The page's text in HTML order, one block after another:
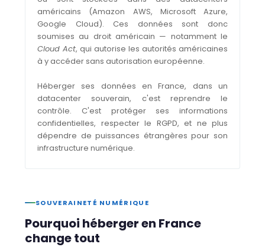
américains (Amazon AWS, Microsoft Azure,
Google Cloud). Ces données sont donc
soumises au droit américain — notamment le
Cloud Act, qui autorise les autorités américaines
à y accéder sans autorisation européenne.
Héberger ses données en France, dans un
datacenter souverain, c'est reprendre le
contrôle. C'est protéger ses informations
confidentielles, respecter le RGPD, et ne plus
dépendre de puissances étrangères pour son
infrastructure numérique.
SOUVERAINETÉ NUMÉRIQUE
Pourquoi héberger en France
change tout